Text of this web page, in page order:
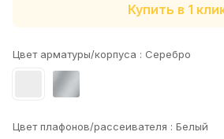
Купить в 1
Цвет арматуры/корпуса : Серебро
Цвет плафонов/рассеивателя : Белый